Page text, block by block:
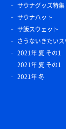
サウナグッズ特集
サウナハット
サ飯スウェット
さうないきたい
2021年 夏 その1
2021年 夏 その1
2021年 冬